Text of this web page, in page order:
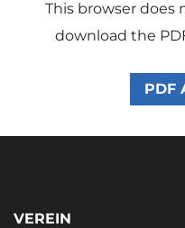
This browser does
download the
PDF
VEREIN